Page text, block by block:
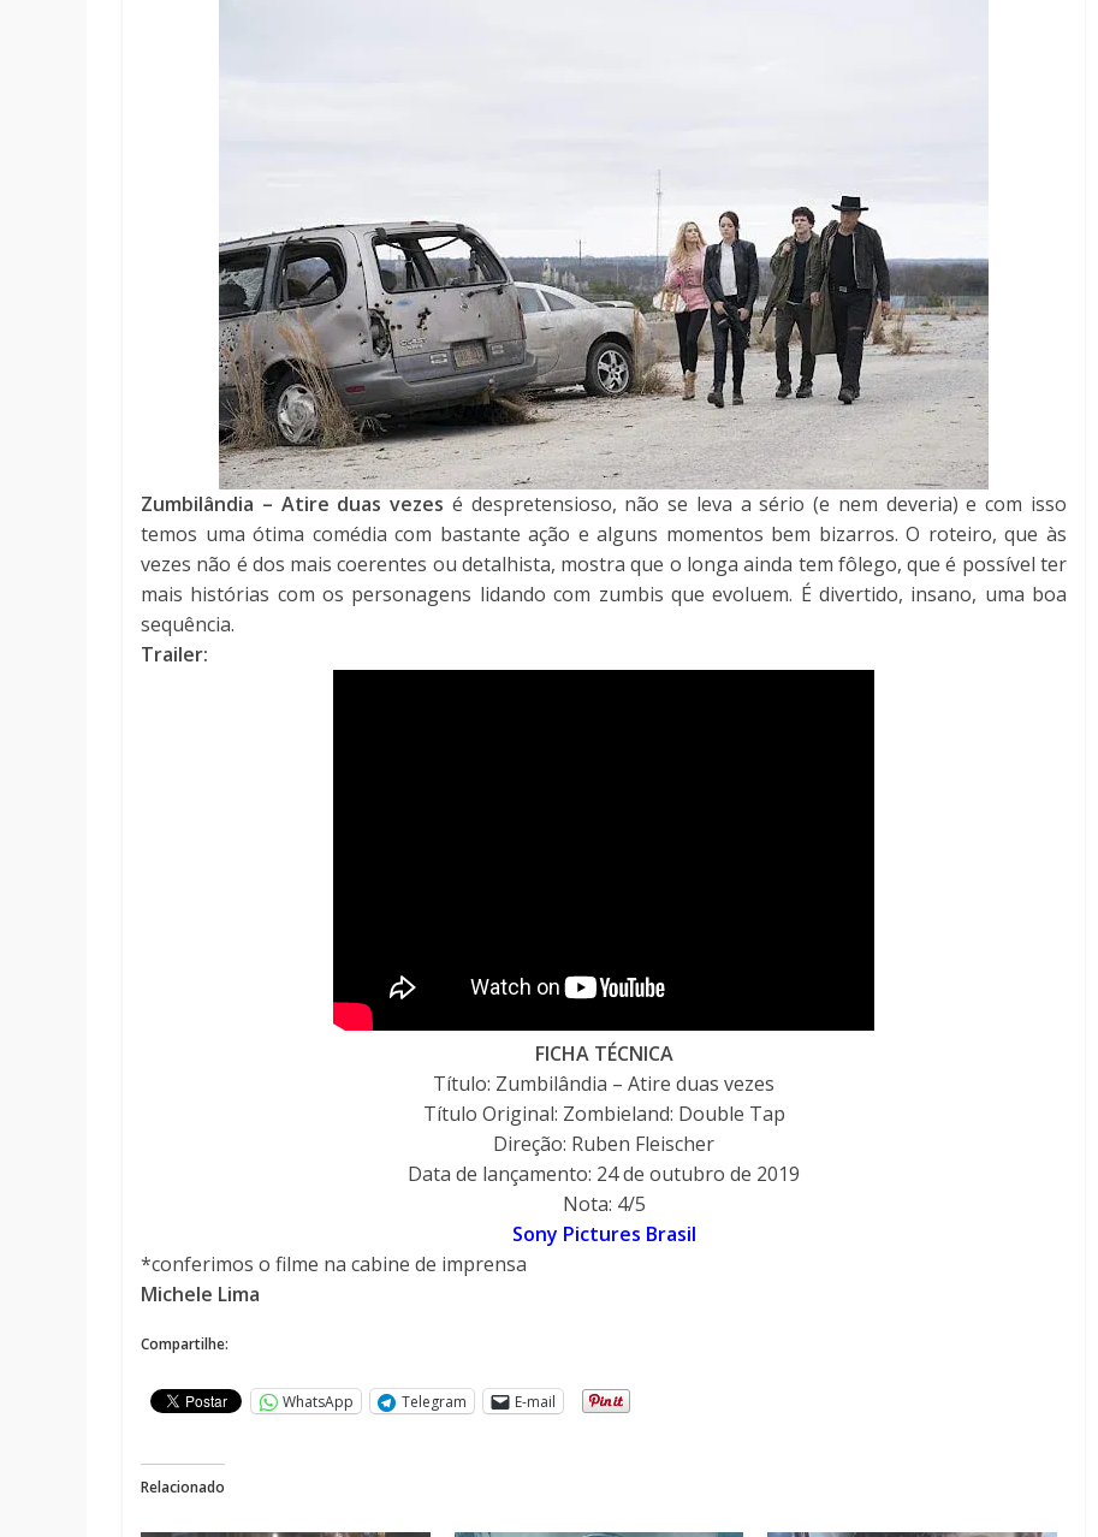
Zumbilândia – Atire duas vezes é despretensioso, não se leva a sério (e nem deveria) e com isso
temos uma ótima comédia com bastante ação e alguns momentos bem bizarros. O roteiro, que às
vezes não é dos mais coerentes ou detalhista, mostra que o longa ainda tem fôlego, que é possível ter
mais histórias com os personagens lidando com zumbis que evoluem. É divertido, insano, uma boa
sequência.
Trailer:
FICHA TÉCNICA
Título: Zumbilândia – Atire duas vezes
Título Original: Zombieland: Double Tap
Direção: Ruben Fleischer
Data de lançamento: 24 de outubro de 2019
Nota: 4/5
Sony Pictures Brasil
*conferimos o filme na cabine de imprensa
Michele Lima
Compartilhe:
WhatsApp Telegram E-mail
Relacionado